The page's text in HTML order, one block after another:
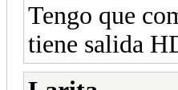
Tengo que
tiene salida